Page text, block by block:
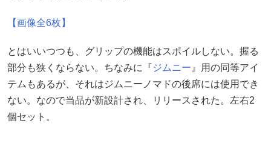
【画像全6枚】
とはいいつつも、グリップの機能はスポイルしない。握る
部分も狭くならない。ちなみに『ジムニー 』用の同等アイ
テムもあるが、それはジムニーノマドの後席には使用でき
ない。なので当品が新設計され、リリースされた。左右2
個セット。